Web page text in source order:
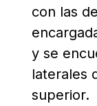
con las
y se
laterales
superior.